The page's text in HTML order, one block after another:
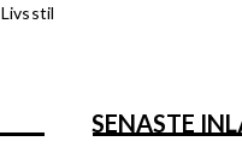
Livsstil
SENASTE